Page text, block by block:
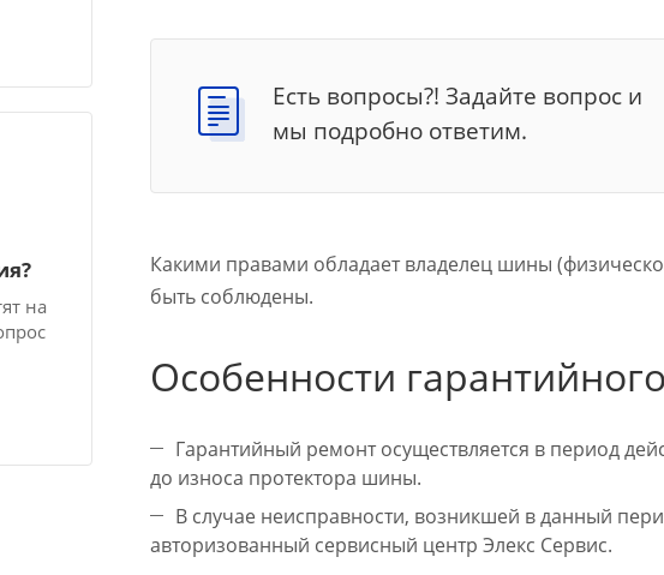
Есть вопросы?! Задайте вопрос и
мы подробно ответим.
Какими правами обладает владелец шины
быть соблюдены.
Особенности
Гарантийный ремонт осуществляется в период
до износа протектора шины.
В случае неисправности, возникшей в данный
авторизованный сервисный центр Элекс Сервис.
на